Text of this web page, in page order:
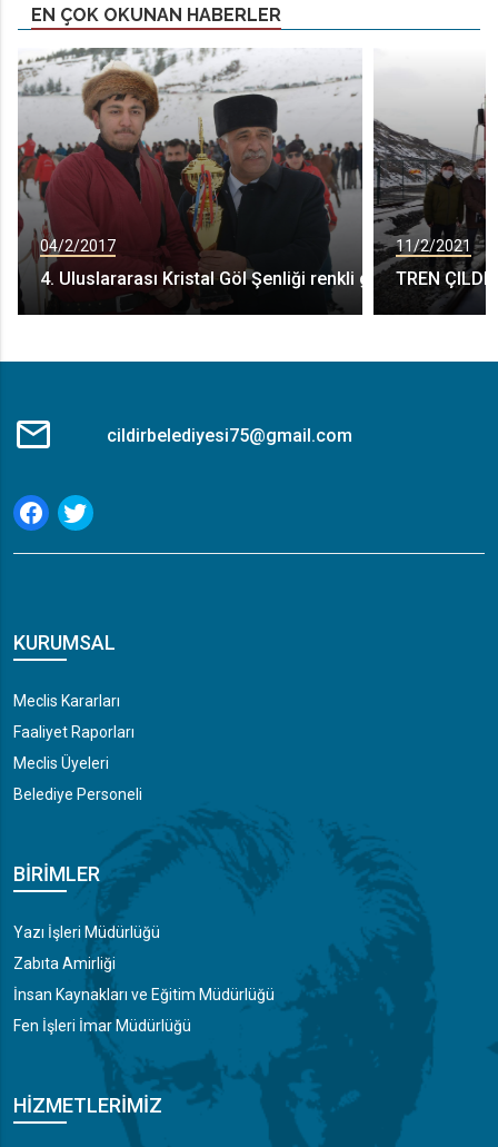
EN ÇOK OKUNAN HABERLER
04/2/2017
4. Uluslararası Kristal Göl Şenliği renkli görüntülere
11/2/2021
TREN
cildirbelediyesi75@gmail.com
KURUMSAL
Meclis Kararları
Faaliyet Raporları
Meclis Üyeleri
Belediye Personeli
BIRIMLER
Yazı İşleri Müdürlüğü
Zabıta Amirliği
İnsan Kaynakları ve Eğitim Müdürlüğü
Fen İşleri İmar Müdürlüğü
HIZMETLERIMIZ